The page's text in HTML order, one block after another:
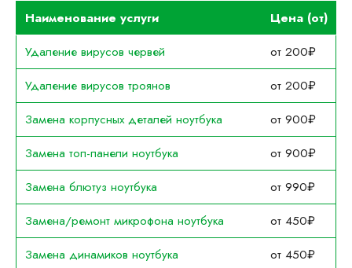
Наименование услуги
Цена (от)
Удаление вирусов червей
от 200₽
Удаление вирусов троянов
от 200₽
Замена корпусных деталей ноутбука
от 900₽
Замена топ-панели ноутбука
от 900₽
Замена блютуз ноутбука
от 990₽
Замена/ремонт микрофона ноутбука
от 450₽
Замена динамиков ноутбука
от 450₽